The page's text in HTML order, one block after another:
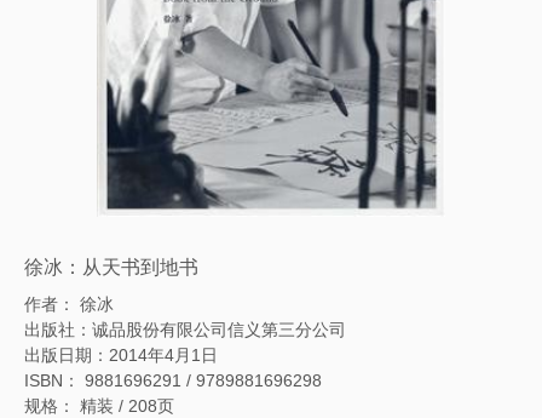
徐冰：从天书到地书
作者： 徐冰
出版社：诚品股份有限公司信义第三分公司
出版日期：2014年4月1日
ISBN： 9881696291 / 9789881696298
规格： 精装 / 208页